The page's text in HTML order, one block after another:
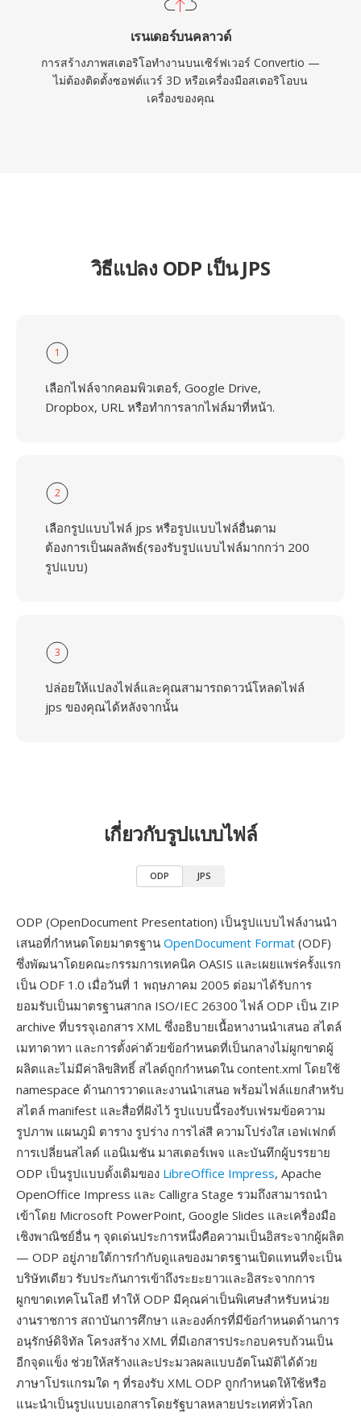
เรนเดอร์บนคลาวด์
การสร้างภาพสเตอริโอทำงานบนเซิร์ฟเวอร์ Convertio —
ไม่ต้องติดตั้งซอฟต์แวร์ 3D หรือเครื่องมือสเตอริโอบน
เครื่องของคุณ
วิธีแปลง ODP เป็น JPS
1
เลือกไฟล์จากคอมพิวเตอร์, Google Drive,
Dropbox, URL หรือทำการลากไฟล์มาที่หน้า.
2
เลือกรูปแบบไฟล์ jps หรือรูปแบบไฟล์อื่นตาม
ต้องการเป็นผลลัพธ์(รองรับรูปแบบไฟล์มากกว่า 200
รูปแบบ)
3
ปล่อยให้แปลงไฟล์และคุณสามารถดาวน์โหลดไฟล์
jps ของคุณได้หลังจากนั้น
เกี่ยวกับรูปแบบไฟล์
ODP JPS
ODP (OpenDocument Presentation) เป็นรูปแบบไฟล์งานนำ
เสนอที่กำหนดโดยมาตรฐาน OpenDocument Format (ODF)
ซึ่งพัฒนาโดยคณะกรรมการเทคนิค OASIS และเผยแพร่ครั้งแรก
เป็น ODF 1.0 เมื่อวันที่ 1 พฤษภาคม 2005 ต่อมาได้รับการ
ยอมรับเป็นมาตรฐานสากล ISO/IEC 26300 ไฟล์ ODP เป็น ZIP
archive ที่บรรจุเอกสาร XML ซึ่งอธิบายเนื้อหางานนำเสนอ สไตล์
เมทาดาทา และการตั้งค่าด้วยข้อกำหนดที่เป็นกลางไม่ผูกขาดผู้
ผลิตและไม่มีค่าลิขสิทธิ์ สไลด์ถูกกำหนดใน content.xml โดยใช้
namespace ด้านการวาดและงานนำเสนอ พร้อมไฟล์แยกสำหรับ
สไตล์ manifest และสื่อที่ฝังไว้ รูปแบบนี้รองรับเฟรมข้อความ
รูปภาพ แผนภูมิ ตาราง รูปร่าง การไล่สี ความโปร่งใส เอฟเฟกต์
การเปลี่ยนสไลด์ แอนิเมชัน มาสเตอร์เพจ และบันทึกผู้บรรยาย
ODP เป็นรูปแบบดั้งเดิมของ LibreOffice Impress, Apache
OpenOffice Impress และ Calligra Stage รวมถึงสามารถนำ
เข้าโดย Microsoft PowerPoint, Google Slides และเครื่องมือ
เชิงพาณิชย์อื่น ๆ จุดเด่นประการหนึ่งคือความเป็นอิสระจากผู้ผลิต
— ODP อยู่ภายใต้การกำกับดูแลของมาตรฐานเปิดแทนที่จะเป็น
บริษัทเดียว รับประกันการเข้าถึงระยะยาวและอิสระจากการ
ผูกขาดเทคโนโลยี ทำให้ ODP มีคุณค่าเป็นพิเศษสำหรับหน่วย
งานราชการ สถาบันการศึกษา และองค์กรที่มีข้อกำหนดด้านการ
อนุรักษ์ดิจิทัล โครงสร้าง XML ที่มีเอกสารประกอบครบถ้วนเป็น
อีกจุดแข็ง ช่วยให้สร้างและประมวลผลแบบอัตโนมัติได้ด้วย
ภาษาโปรแกรมใด ๆ ที่รองรับ XML ODP ถูกกำหนดให้ใช้หรือ
แนะนำเป็นรูปแบบเอกสารโดยรัฐบาลหลายประเทศทั่วโลก